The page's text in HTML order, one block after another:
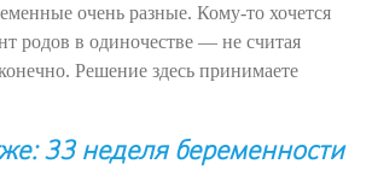
очень разные. Кому-то хочется
родов в одиночестве — не считая
Решение здесь принимаете
33 неделя беременности